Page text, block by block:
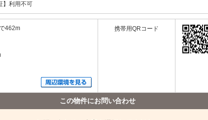
】利用不可
462m
携帯用QRコード
この物件にお問い合わせ